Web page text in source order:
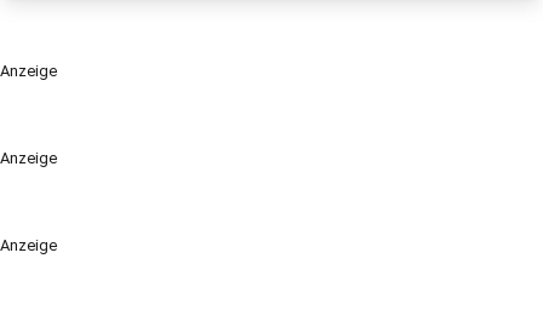
Anzeige
Anzeige
Anzeige